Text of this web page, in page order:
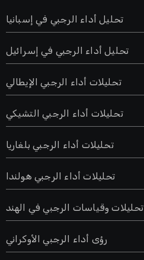
تحليل أداء الرجبي في إسبانيا
تحليل أداء الرجبي في إسرائيل
تحليلات أداء الرجبي الإيطالي
تحليلات أداء الرجبي التشيكي
تحليلات أداء الرجبي بلغاريا
تحليلات أداء الرجبي هولندا
تحليلات وقياسات الرجبي في الهند
رؤى أداء الرجبي الأوكراني